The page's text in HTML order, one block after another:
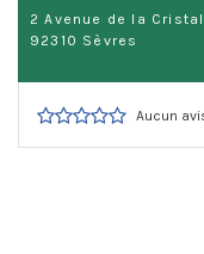
2 Avenue de la
92310 Sèvres
Aucun